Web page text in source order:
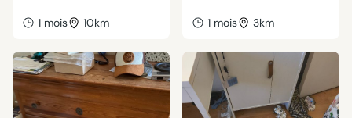
1 mois 10km 1 mois 3km